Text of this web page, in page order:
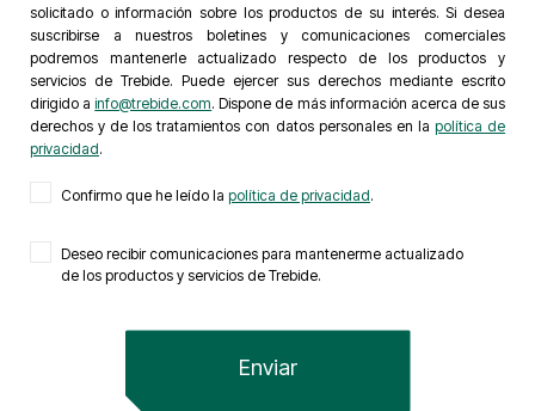
solicitado o información sobre los productos de su interés. Si desea
suscribirse a nuestros boletines y comunicaciones comerciales
podremos mantenerle actualizado respecto de los productos y
servicios de Trebide. Puede ejercer sus derechos mediante escrito
dirigido ainfo@trebide.com. Dispone de más información acerca de sus
derechos y de los tratamientos con datos personales en la política de
privacidad.
Confirmo que he leído la política de privacidad.
Deseo recibir comunicaciones para mantenerme actualizado
de los productos y servicios de Trebide.